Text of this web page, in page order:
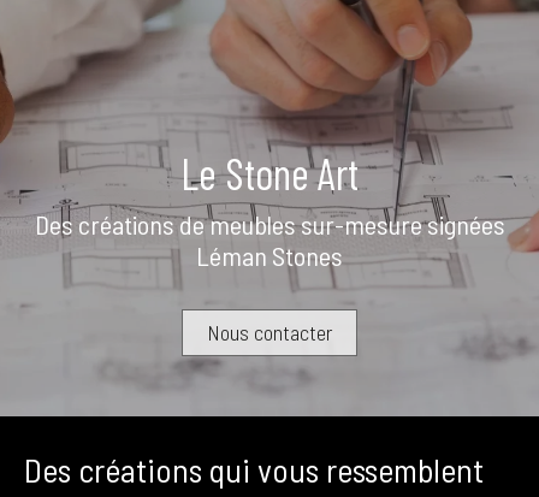
Le Stone Art
Des créations de meubles sur-mesure signées
Léman Stones
Nous contacter
Des créations qui vous ressemblent